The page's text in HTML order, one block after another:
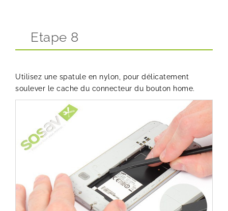
Etape 8
Utilisez une spatule en nylon, pour délicatement
soulever le cache du connecteur du bouton home.